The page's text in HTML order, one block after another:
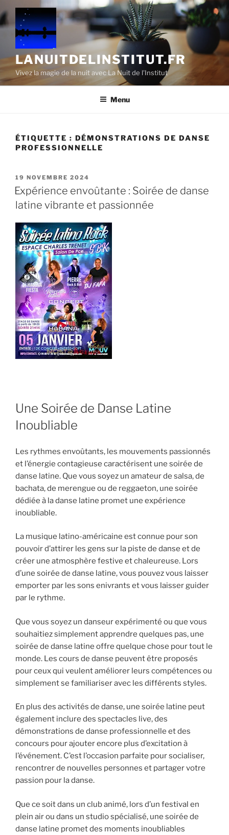
Aller
au
contenu
principal
LANUITDELINSTITUT.FR
Vivez la magie de la nuit avec La Nuit de l'Institut
Menu
ÉTIQUETTE : DÉMONSTRATIONS DE DANSE
PROFESSIONNELLE
PUBLIÉ
LE
19 NOVEMBRE 2024
Expérience envoûtante : Soirée de danse
latine vibrante et passionnée
Une Soirée de Danse Latine
Inoubliable
Les rythmes envoûtants, les mouvements passionnés
et l’énergie contagieuse caractérisent une soirée de
danse latine. Que vous soyez un amateur de salsa, de
bachata, de merengue ou de reggaeton, une soirée
dédiée à la danse latine promet une expérience
inoubliable.
La musique latino-américaine est connue pour son
pouvoir d’attirer les gens sur la piste de danse et de
créer une atmosphère festive et chaleureuse. Lors
d’une soirée de danse latine, vous pouvez vous laisser
emporter par les sons enivrants et vous laisser guider
par le rythme.
Que vous soyez un danseur expérimenté ou que vous
souhaitiez simplement apprendre quelques pas, une
soirée de danse latine offre quelque chose pour tout le
monde. Les cours de danse peuvent être proposés
pour ceux qui veulent améliorer leurs compétences ou
simplement se familiariser avec les différents styles.
En plus des activités de danse, une soirée latine peut
également inclure des spectacles live, des
démonstrations de danse professionnelle et des
concours pour ajouter encore plus d’excitation à
l’événement. C’est l’occasion parfaite pour socialiser,
rencontrer de nouvelles personnes et partager votre
passion pour la danse.
Que ce soit dans un club animé, lors d’un festival en
plein air ou dans un studio spécialisé, une soirée de
danse latine promet des moments inoubliables